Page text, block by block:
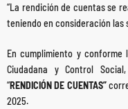
“La rendición de cuentas se
teniendo en consideración las
En cumplimiento y conforme
Ciudadana y Control
“RENDICIÓN DE CUENTAS”
2025.